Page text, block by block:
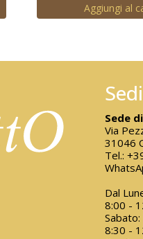
Aggiungi al
Sedi
Sede
Via
31046
Tel.:
Dal
8:00 -
Sabato:
8:30 -